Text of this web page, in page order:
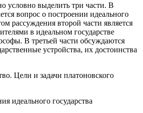
условно выделить три части. В
вопрос о построении идеального
рассуждения второй части является
в идеальном государстве
В третьей части обсуждаются
устройства, их достоинства
Цели и задачи платоновского
идеального государства